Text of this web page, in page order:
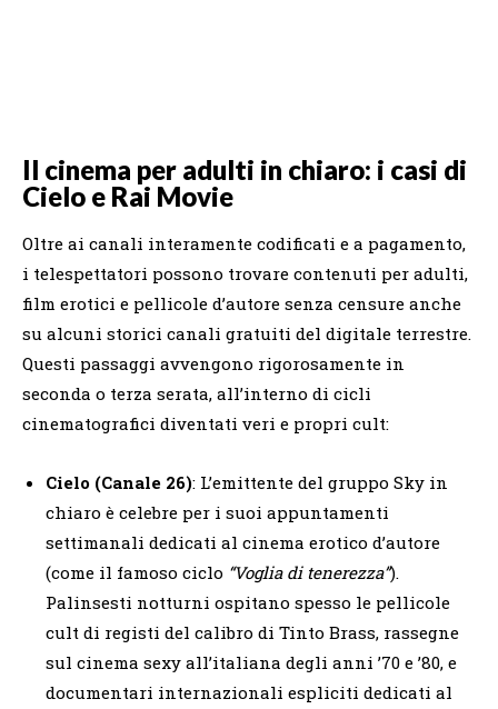
Il cinema per adulti in chiaro: i casi di
Cielo e Rai Movie
Oltre ai canali interamente codificati e a pagamento,
i telespettatori possono trovare contenuti per adulti,
film erotici e pellicole d’autore senza censure anche
su alcuni storici canali gratuiti del digitale terrestre.
Questi passaggi avvengono rigorosamente in
seconda o terza serata, all’interno di cicli
cinematografici diventati veri e propri cult:
Cielo (Canale 26): L’emittente del gruppo Sky in
chiaro è celebre per i suoi appuntamenti
settimanali dedicati al cinema erotico d’autore
(come il famoso ciclo “Voglia di tenerezza”).
Palinsesti notturni ospitano spesso le pellicole
cult di registi del calibro di Tinto Brass, rassegne
sul cinema sexy all’italiana degli anni ’70 e ’80, e
documentari internazionali espliciti dedicati al